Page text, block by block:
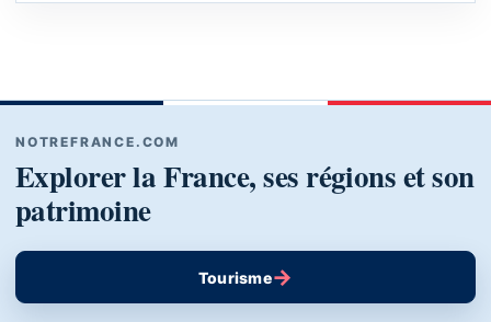
NOTREFRANCE.COM
Explorer la France, ses régions et son
patrimoine
Tourisme→